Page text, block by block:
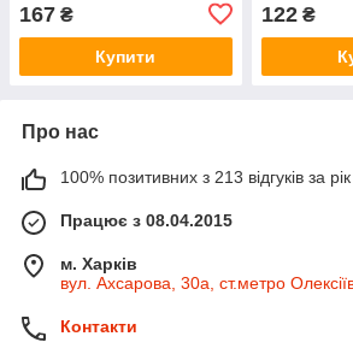
167 ₴
Купити
122₴
Про нас
100% позитивних з 213 відгуків за рік
Працює з 08.04.2015
м. Харків
вул. Ахсарова, 30а, ст.метро
Контакти